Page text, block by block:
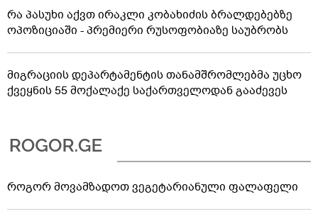
რა პასუხი აქვთ ირაკლი კობახიძის ბრალდებებზე
ოპოზიციაში - პრემიერი რუსოფობიაზე საუბრობს
მიგრაციის დეპარტამენტის თანამშრომლებმა უცხო
ქვეყნის 55 მოქალაქე საქართველოდან გააძევეს
როგორ მოვამზადოთ ვეგეტარიანული ფალაფელი